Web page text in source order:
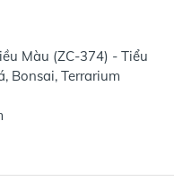
Màu (ZC-374) - Tiểu
Bonsai, Terrarium